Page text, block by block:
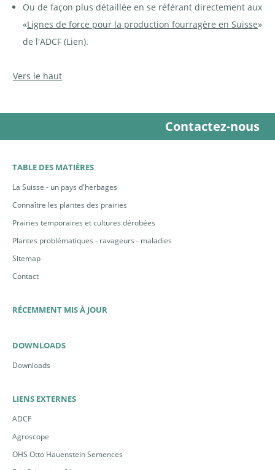
Ou de façon plus détaillée en se référant directement aux
«Lignes de force pour la production fourragère en Suisse»
de l'ADCF (Lien).
Vers le haut
Contactez-nous
TABLE DES MATIÈRES
La Suisse - un pays d'herbages
Connaître les plantes des prairies
Prairies temporaires et cultures dérobées
Plantes problématiques - ravageurs - maladies
Sitemap
Contact
RÉCEMMENT MIS À JOUR
DOWNLOADS
Downloads
LIENS EXTERNES
ADCF
Agroscope
OHS Otto Hauenstein Semences